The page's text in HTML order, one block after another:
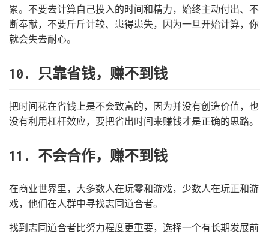
累。不要去计算自己投入的时间和精力，始终主动付出、不
断奉献，不要斤斤计较、患得患失，因为一旦开始计算，你
就会失去耐心。
10. 只靠省钱，赚不到钱
把时间花在省钱上是不会致富的，因为并没有创造价值，也
没有利用杠杆效应，要把省出时间来赚钱才是正确的思路。
11. 不会合作，赚不到钱
在商业世界里，大多数人在玩零和游戏，少数人在玩正和游
戏，他们在人群中寻找志同道合者。
找到志同道合者比努力程度更重要，选择一个有长期发展前